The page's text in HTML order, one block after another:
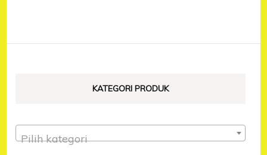
KATEGORI PRODUK
Pilih kategori